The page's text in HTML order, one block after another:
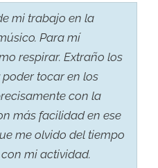
mi trabajo en la
Para mí
respirar. Extraño los
tocar en los
con la
más facilidad en ese
me olvido del tiempo
mi actividad.